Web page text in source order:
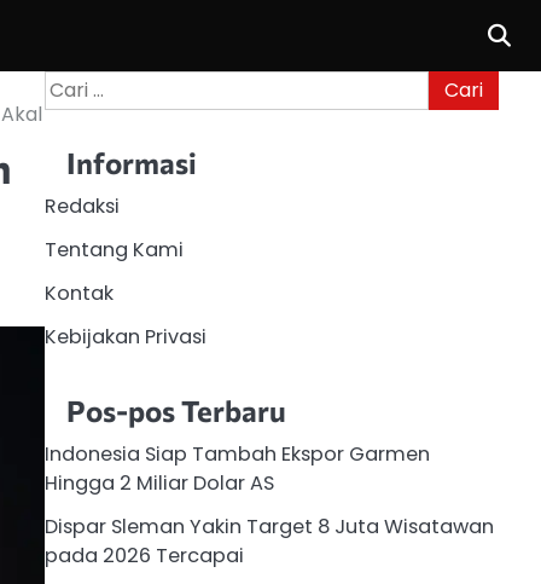
Cari
untuk:
Informasi
Redaksi
Tentang Kami
Kontak
Kebijakan Privasi
Pos-pos Terbaru
Indonesia Siap Tambah Ekspor Garmen
Hingga 2 Miliar Dolar AS
Dispar Sleman Yakin Target 8 Juta Wisatawan
pada 2026 Tercapai